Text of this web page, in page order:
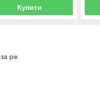
Купити
рік